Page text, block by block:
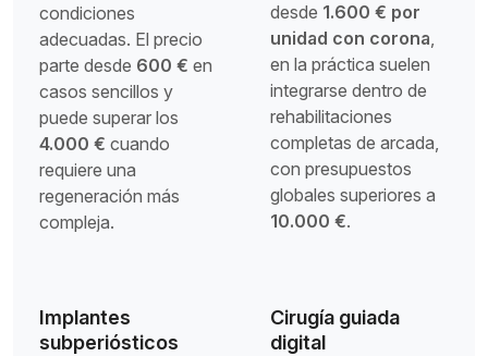
condiciones
adecuadas. El precio
parte desde 600 € en
casos sencillos y
puede superar los
4.000 € cuando
requiere una
regeneración más
compleja.
desde 1.600 € por
unidad con corona,
en la práctica suelen
integrarse dentro de
rehabilitaciones
completas de arcada,
con presupuestos
globales superiores a
10.000 €.
Implantes
subperiósticos
Cirugía guiada
digital